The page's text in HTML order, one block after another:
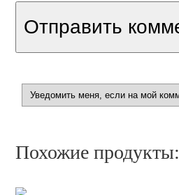
Похожие продукты: